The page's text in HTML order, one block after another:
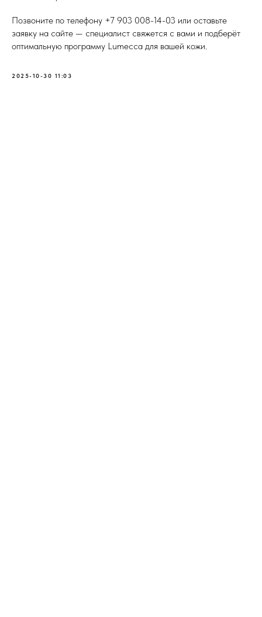
Позвоните по телефону +7 903 008-14-03 или оставьте
заявку на сайте — специалист свяжется с вами и подберёт
оптимальную программу Lumecca для вашей кожи.
2025-10-30 11:03